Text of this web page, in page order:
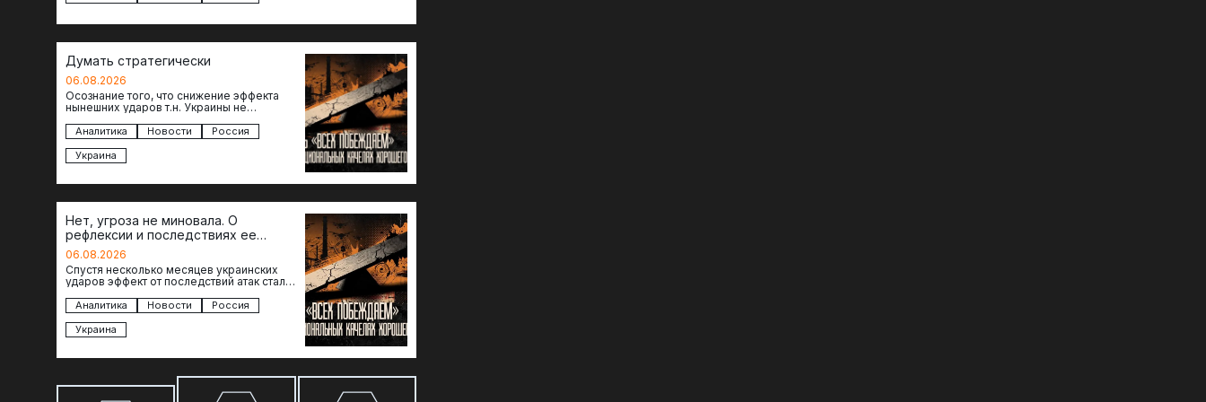
Думать стратегически
06.08.2026
Осознание того, что снижение эффекта
нынешних ударов т.н. Украины не
— повод задаться вопросом: что делать…
Аналитика Новости
Россия
Украина
Нет, угроза не миновала. О
рефлексии и последствиях ее
отсутствия
06.08.2026
Спустя несколько месяцев украинских
ударов эффект от последствий атак стал
коллапса розничной торговли не…
Аналитика Новости
Россия
Украина